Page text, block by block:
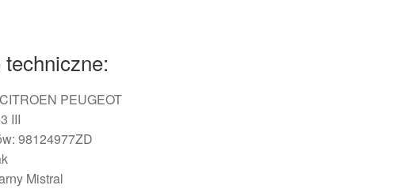
PEUGEOT
III
98124977ZD
Mistral